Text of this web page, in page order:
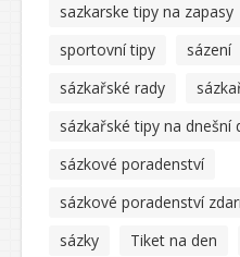
sazkarske tipy na zapasy
sportovní tipy
sázení
sázkařské rady
sázkařské tipy na dnešní
sázkové poradenství
sázkové poradenství
sázky
Tiket na den